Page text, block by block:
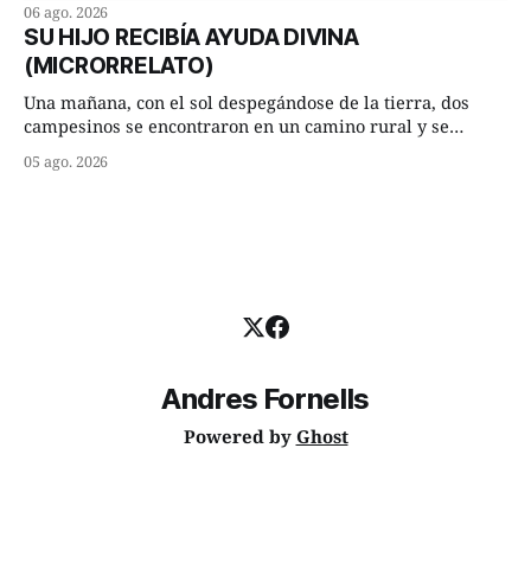
Dime, hombre sabio, ¿qué es el amor según tú? Su
consejero, que era muy prudente y astuto le respondió de
inmediato:
06 ago. 2026
SU HIJO RECIBÍA AYUDA DIVINA
(MICRORRELATO)
Una mañana, con el sol despegándose de la tierra, dos
campesinos se encontraron en un camino rural y se
remolachas, Manuel? —quiso saber uno. —Eso acabo de
05 ago. 2026
Andres Fornells
Powered by Ghost